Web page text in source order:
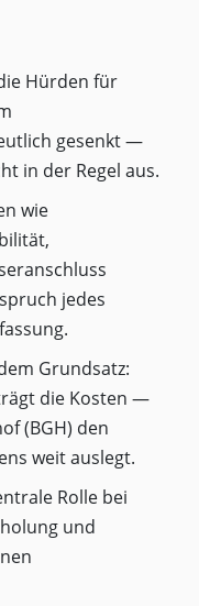
Hürden für
gesenkt —
in der Regel aus.
wie
jedes
Grundsatz:
die Kosten —
(BGH) den
weit auslegt.
Rolle bei
und